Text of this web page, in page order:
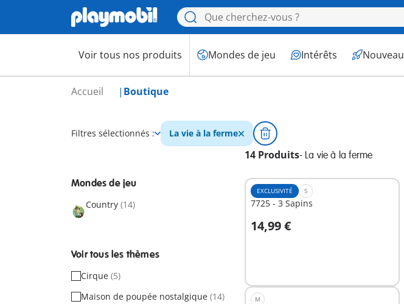
Voir tous nos produits Mondes de jeu Intérêts Nouveau
Accueil Boutique
Filtres sélectionnés : La vie à la ferme
14 Produits- La vie à la ferme
Mondes de jeu
Country (14)
Voir tous les thèmes
Cirque (5)
Maison de poupée nostalgique (14)
EXCLUSIVITÉ S
7725 - 3 Sapins
14,99 €
Au panier
M